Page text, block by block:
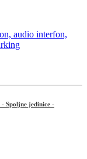
Spoljne jedinice -